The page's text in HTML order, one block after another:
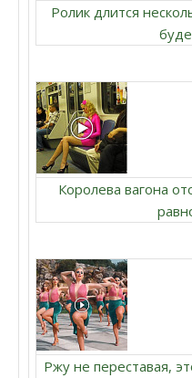
Ролик длится
Королева вагона
Ржу не переставая,